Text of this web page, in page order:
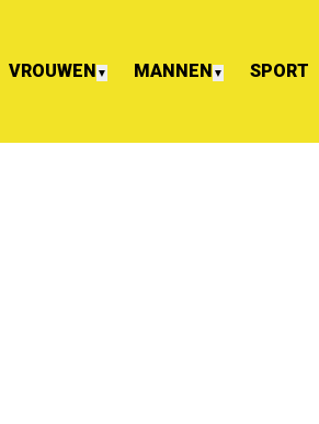
VROUWEN ▼ MANNEN ▼ SPORT